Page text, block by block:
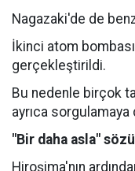
Nagazaki'de de
İkinci atom
gerçekleştirildi.
Bu nedenle birçok
ayrıca
"Bir daha asla"
Hiroşima'nın